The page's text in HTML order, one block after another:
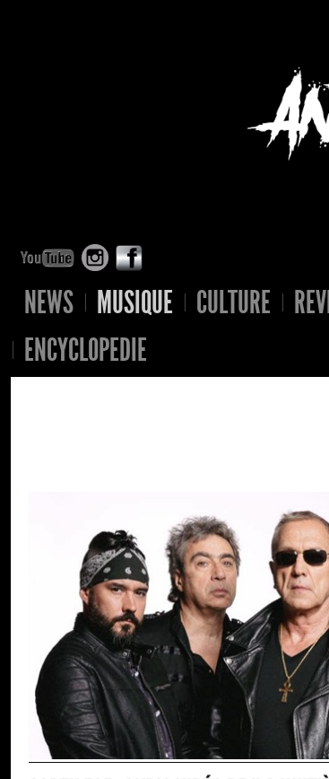
NEWS MUSIQUE CULTURE
ENCYCLOPEDIE